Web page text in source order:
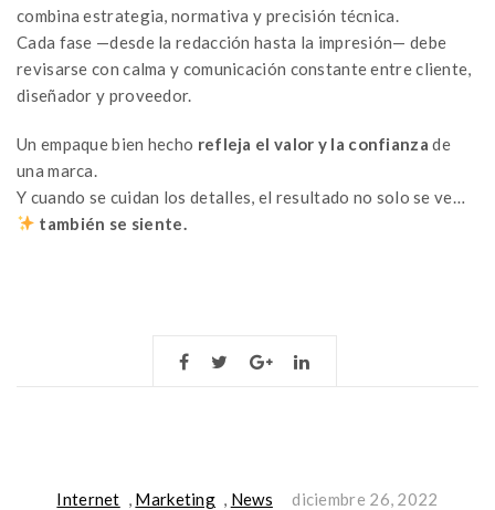
combina estrategia, normativa y precisión técnica.
Cada fase —desde la redacción hasta la impresión— debe
revisarse con calma y comunicación constante entre cliente,
diseñador y proveedor.
Un empaque bien hecho refleja el valor y la confianza de
una marca.
Y cuando se cuidan los detalles, el resultado no solo se ve…
también se siente.
Internet , Marketing , News diciembre 26, 2022